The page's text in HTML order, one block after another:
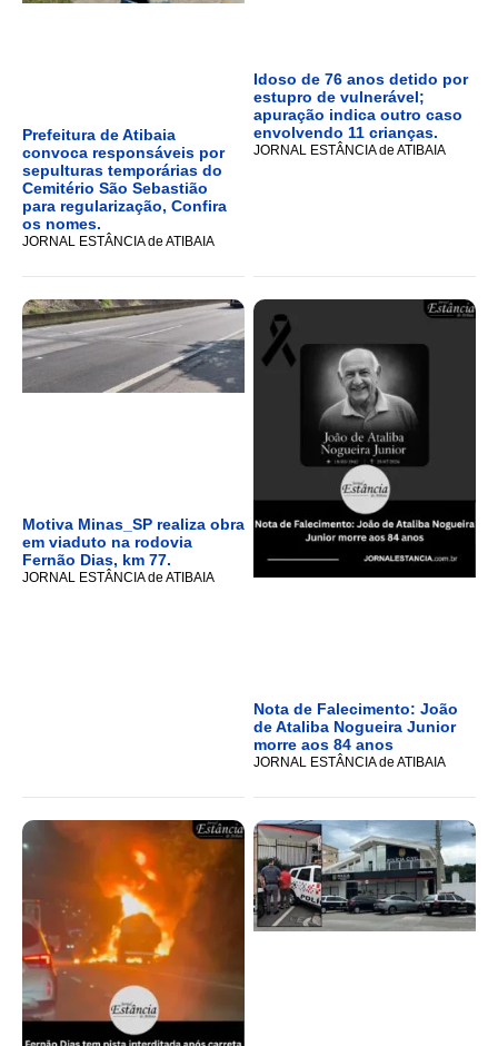
Prefeitura de Atibaia
convoca responsáveis por
sepulturas temporárias do
Cemitério São Sebastião
para regularização, Confira
os nomes.
JORNAL ESTÂNCIA de ATIBAIA
Idoso de 76 anos detido por
estupro de vulnerável;
apuração indica outro caso
envolvendo 11 crianças.
JORNAL ESTÂNCIA de ATIBAIA
Motiva Minas_SP realiza obra
em viaduto na rodovia
Fernão Dias, km 77.
JORNAL ESTÂNCIA de ATIBAIA
Nota de Falecimento: João
de Ataliba Nogueira Junior
morre aos 84 anos
JORNAL ESTÂNCIA de ATIBAIA